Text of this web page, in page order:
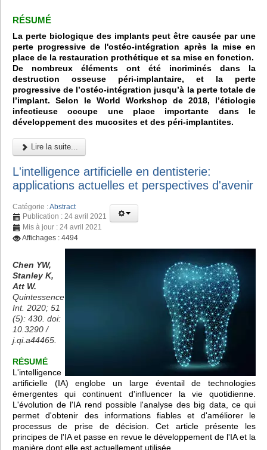
RÉSUMÉ
La perte biologique des implants peut être causée par une
perte progressive de l'ostéo-intégration après la mise en
place de la restauration prothétique et sa mise en fonction.
De nombreux éléments ont été incriminés dans la
destruction osseuse péri-implantaire, et la perte
progressive de l’ostéo-intégration jusqu’à la perte totale de
l’implant. Selon le World Workshop de 2018, l’étiologie
infectieuse occupe une place importante dans le
développement des mucosites et des péri-implantites.
Lire la suite...
L'intelligence artificielle en dentisterie:
applications actuelles et perspectives d'avenir
Catégorie :Abstract
Publication : 24 avril 2021
Mis à jour : 24 avril 2021
Affichages : 4494
Chen YW,
Stanley K,
Att W.
Quintessence
Int. 2020; 51
(5): 430. doi:
10.3290 /
j.qi.a44465.
RÉSUMÉ
L'intelligence
artificielle (IA) englobe un large éventail de technologies
émergentes qui continuent d'influencer la vie quotidienne.
L'évolution de l'IA rend possible l'analyse des big data, ce qui
permet d'obtenir des informations fiables et d'améliorer le
processus de prise de décision. Cet article présente les
principes de l'IA et passe en revue le développement de l'IA et la
manière dont elle est actuellement utilisée.